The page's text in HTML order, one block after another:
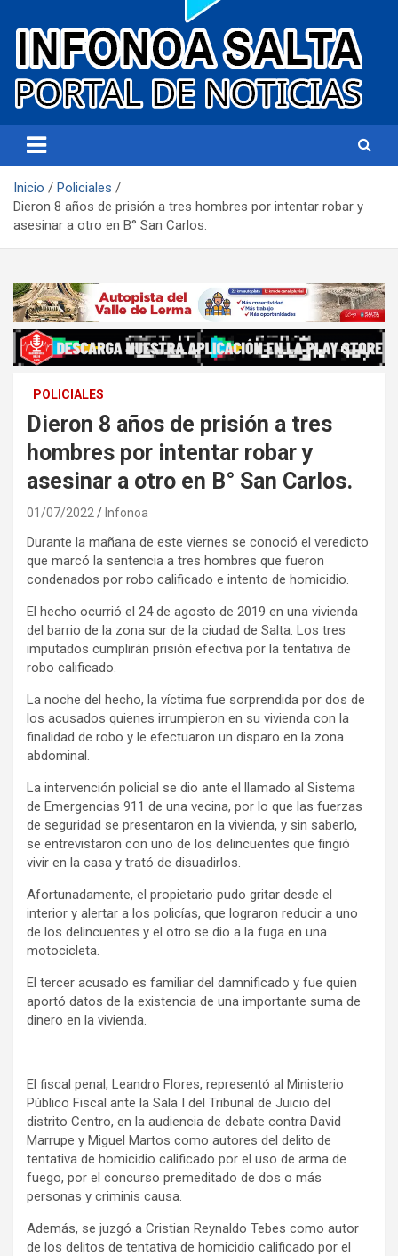
Infonoa Salta
Inicio
Policiales
Dieron 8 años de prisión a tres hombres por intentar robar y
asesinar a otro en B° San Carlos.
POLICIALES
Dieron 8 años de prisión a tres
hombres por intentar robar y
asesinar a otro en B° San Carlos.
01/07/2022 Infonoa
Durante la mañana de este viernes se conoció el veredicto
que marcó la sentencia a tres hombres que fueron
condenados por robo calificado e intento de homicidio.
El hecho ocurrió el 24 de agosto de 2019 en una vivienda
del barrio de la zona sur de la ciudad de Salta. Los tres
imputados cumplirán prisión efectiva por la tentativa de
robo calificado.
La noche del hecho, la víctima fue sorprendida por dos de
los acusados quienes irrumpieron en su vivienda con la
finalidad de robo y le efectuaron un disparo en la zona
abdominal.
La intervención policial se dio ante el llamado al Sistema
de Emergencias 911 de una vecina, por lo que las fuerzas
de seguridad se presentaron en la vivienda, y sin saberlo,
se entrevistaron con uno de los delincuentes que fingió
vivir en la casa y trató de disuadirlos.
Afortunadamente, el propietario pudo gritar desde el
interior y alertar a los policías, que lograron reducir a uno
de los delincuentes y el otro se dio a la fuga en una
motocicleta.
El tercer acusado es familiar del damnificado y fue quien
aportó datos de la existencia de una importante suma de
dinero en la vivienda.
El fiscal penal, Leandro Flores, representó al Ministerio
Público Fiscal ante la Sala I del Tribunal de Juicio del
distrito Centro, en la audiencia de debate contra David
Marrupe y Miguel Martos como autores del delito de
tentativa de homicidio calificado por el uso de arma de
fuego, por el concurso premeditado de dos o más
personas y criminis causa.
Además, se juzgó a Cristian Reynaldo Tebes como autor
de los delitos de tentativa de homicidio calificado por el